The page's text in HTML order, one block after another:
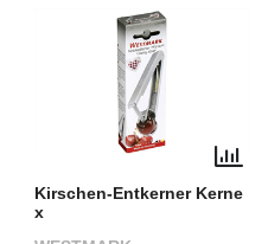
Kirschen-Entkerner Kerne
x